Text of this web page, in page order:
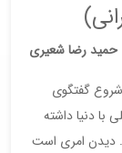
حمید رضا شعیری
شروع گفتگوی
با دنیا داشته
دیدن امری است